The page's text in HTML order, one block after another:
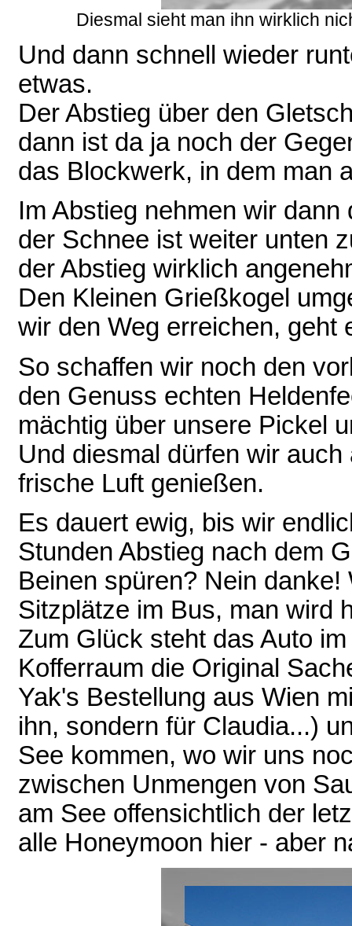
Diesmal sieht man ihn wirklich
Und dann schnell wieder
etwas.
Der Abstieg über den
dann ist da ja noch der
das Blockwerk, in dem man
Im Abstieg nehmen wir
der Schnee ist weiter unten
der Abstieg wirklich
Den Kleinen Grießkogel
wir den Weg erreichen, geht
So schaffen wir noch den
den Genuss echten
mächtig über unsere Pickel
Und diesmal dürfen wir
frische Luft genießen.
Es dauert ewig, bis wir
Stunden Abstieg nach dem
Beinen spüren? Nein
Sitzplätze im Bus, man wird
Zum Glück steht das Auto
Kofferraum die Original
Yak's Bestellung aus Wien
ihn, sondern für Claudia...)
See kommen, wo wir uns
zwischen Unmengen von
am See offensichtlich der
alle Honeymoon hier - aber